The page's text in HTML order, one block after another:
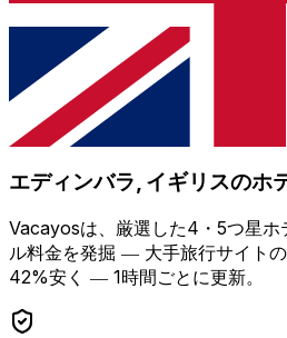
エディンバラ, イギリスのホ
Vacayosは、厳選した4・5つ星ホ
ル料金を発掘 ― 大手旅行サイト
42%安く ― 1時間ごとに更新。